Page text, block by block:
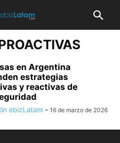
en Argentina
estrategias
y reactivas de
ebizLatam - 16 de marzo de 2026